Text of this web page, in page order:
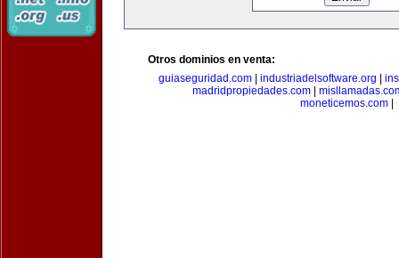
Otros dominios en venta:
guiaseguridad.com| industriadelsoftware.org
madridpropiedades.com|
moneticemos.com|